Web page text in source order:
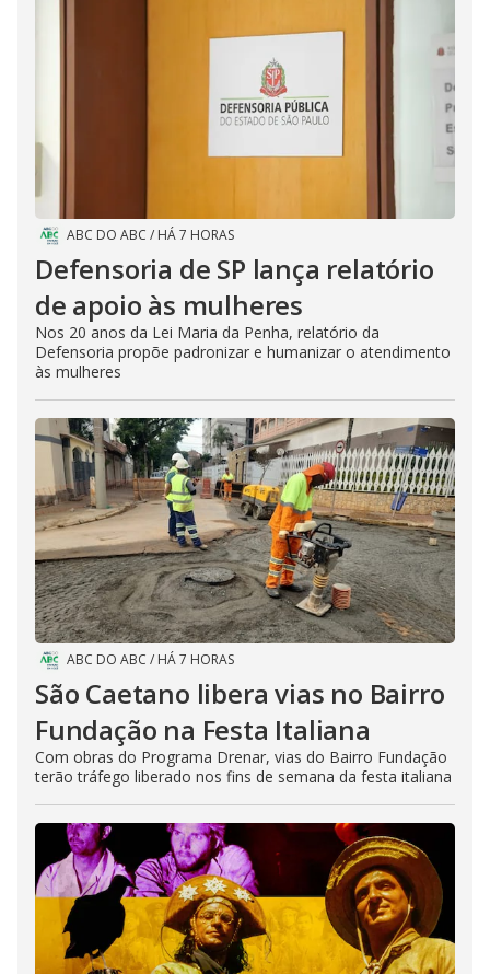
ABC DO ABC / HÁ 7 HORAS
Defensoria de SP lança relatório
de apoio às mulheres
Nos 20 anos da Lei Maria da Penha, relatório da
Defensoria propõe padronizar e humanizar o atendimento
às mulheres
ABC DO ABC / HÁ 7 HORAS
São Caetano libera vias no Bairro
Fundação na Festa Italiana
Com obras do Programa Drenar, vias do Bairro Fundação
terão tráfego liberado nos fins de semana da festa italiana